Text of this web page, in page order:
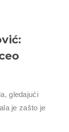
gledajući
je zašto je